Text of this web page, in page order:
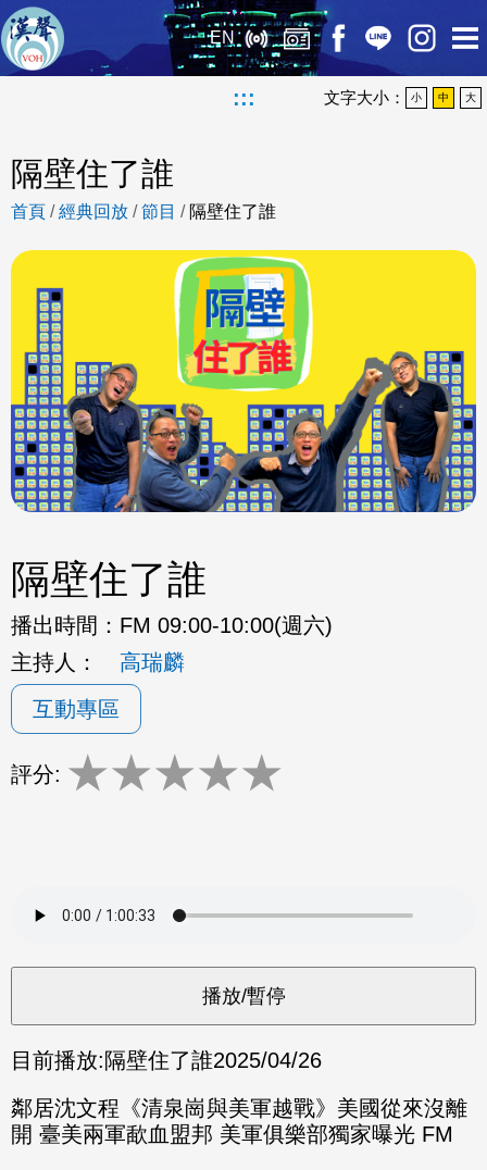
EN
::: 文字大小： 小 中 大
隔壁住了誰
首頁 /經典回放 /節目 / 隔壁住了誰
隔壁住了誰
播出時間： FM 09:00-10:00(週六)
主持人：
高瑞麟
互動專區
評分: ★★★★★
目前播放:隔壁住了誰2025/04/26
鄰居沈文程《清泉崗與美軍越戰》美國從來沒離
開 臺美兩軍歃血盟邦 美軍俱樂部獨家曝光 FM